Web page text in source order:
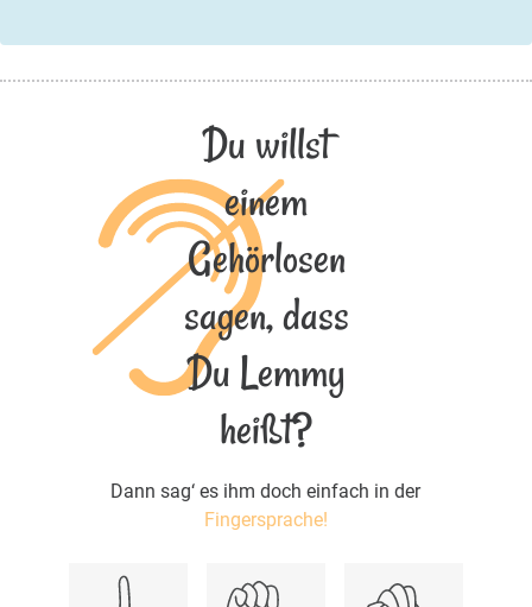
Du willst
einem
Gehörlosen
sagen, dass
Du Lemmy
heißt?
Dann sag‘ es ihm doch einfach in der
Fingersprache!